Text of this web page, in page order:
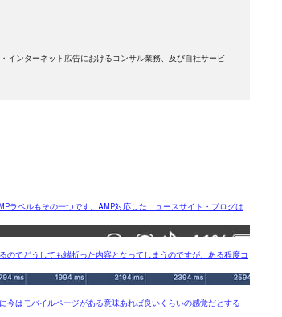
インターネット広告におけるコンサル業務、及び自社サービ
ラベルもその一つです。AMP対応したニュースサイト・ブログは
のでどうしても端折った内容となってしまうのですが、ある程度コ
今はモバイルページがある意味あれば良いくらいの感覚だとする